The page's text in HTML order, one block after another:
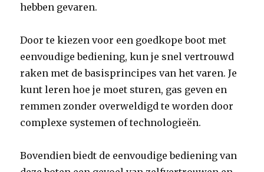
hebben gevaren.
Door te kiezen voor een goedkope boot met
eenvoudige bediening, kun je snel vertrouwd
raken met de basisprincipes van het varen. Je
kunt leren hoe je moet sturen, gas geven en
remmen zonder overweldigd te worden door
complexe systemen of technologieën.
Bovendien biedt de eenvoudige bediening van